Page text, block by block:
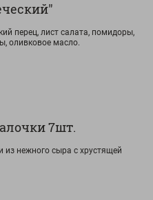
перец, лист салата, помидоры,
оливковое масло.
7шт.
из нежного сыра с хрустящей